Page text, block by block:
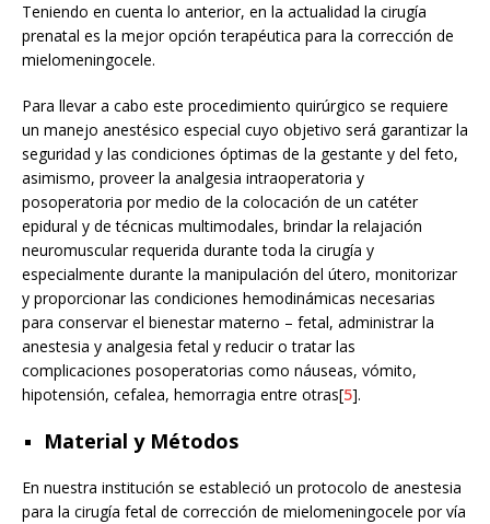
Teniendo en cuenta lo anterior, en la actualidad la cirugía
prenatal es la mejor opción terapéutica para la corrección de
mielomeningocele.
Para llevar a cabo este procedimiento quirúrgico se requiere
un manejo anestésico especial cuyo objetivo será garantizar la
seguridad y las condiciones óptimas de la gestante y del feto,
asimismo, proveer la analgesia intraoperatoria y
posoperatoria por medio de la colocación de un catéter
epidural y de técnicas multimodales, brindar la relajación
neuromuscular requerida durante toda la cirugía y
especialmente durante la manipulación del útero, monitorizar
y proporcionar las condiciones hemodinámicas necesarias
para conservar el bienestar materno – fetal, administrar la
anestesia y analgesia fetal y reducir o tratar las
complicaciones posoperatorias como náuseas, vómito,
hipotensión, cefalea, hemorragia entre otras[5].
Material y Métodos
En nuestra institución se estableció un protocolo de anestesia
para la cirugía fetal de corrección de mielomeningocele por vía